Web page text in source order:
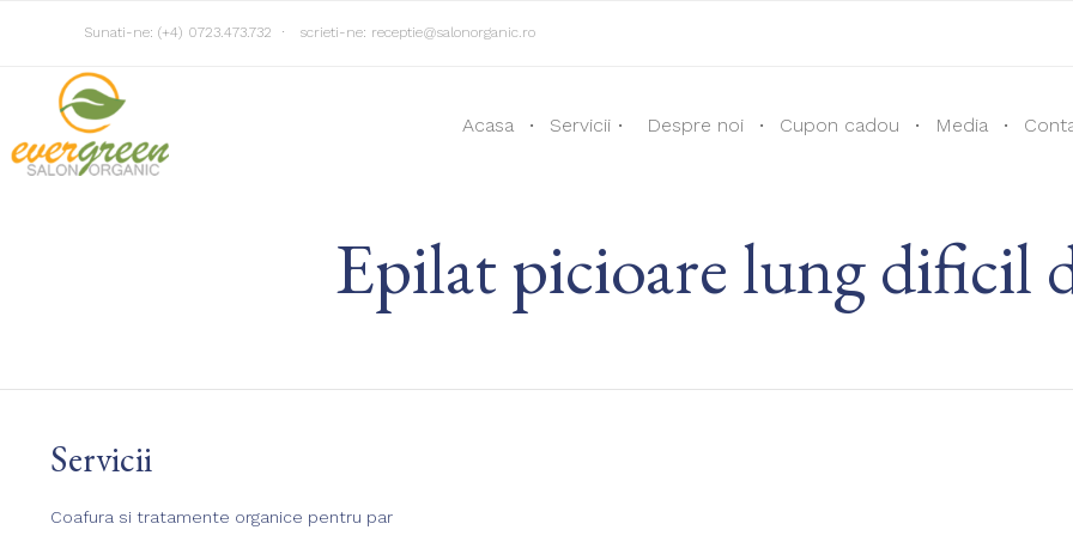
Sunati-ne: (+4) 0723.473.732 ∙ scrieti-ne: receptie@salonorganic.ro
Acasa Servicii Despre noi Cupon cadou Media
Epilat picioare lung dificil
Servicii
Coafura si tratamente organice pentru par